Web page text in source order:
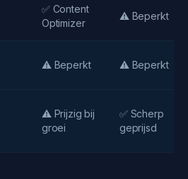
✅ Content
Optimizer
⚠️ Beperkt
⚠️ Beperkt ⚠️ Beperkt
⚠️ Prijzig bij
groei
✅ Scherp
geprijsd